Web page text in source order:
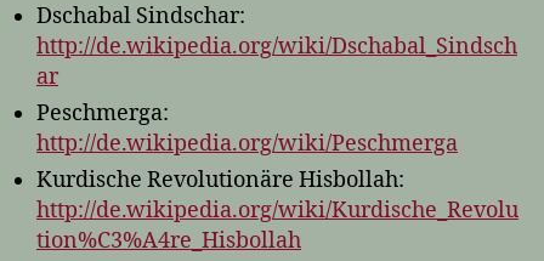
Dschabal Sindschar:
http://de.wikipedia.org/wiki/Dschabal_Sindsch
ar
Peschmerga:
http://de.wikipedia.org/wiki/Peschmerga
Kurdische Revolutionäre Hisbollah:
http://de.wikipedia.org/wiki/Kurdische_Revolu
tion%C3%A4re_Hisbollah